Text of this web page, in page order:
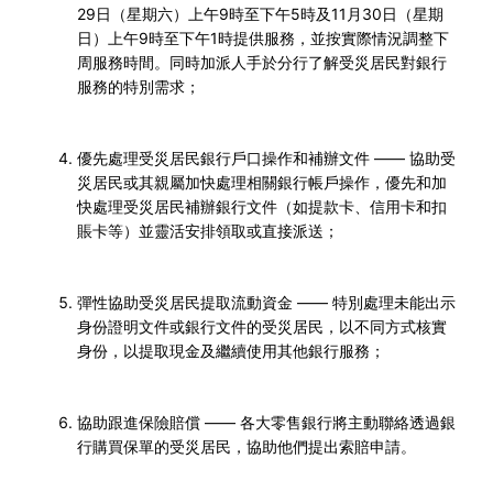
29日（星期六）上午9時至下午5時及11 月 30日（星期
日）上午9時至下午1時提供服務，並按實際情況調整下
周服務時間。同時加派人手於分行了解受災居民對銀行
服務的特別需求；
優先處理受災居民銀行戶口操作和補辦文件 —— 協助受
災居民或其親屬加快處理相關銀行帳戶操作，優先和加
快處理受災居民補辦銀行文件（如提款卡、信用卡和扣
賬卡等）並靈活安排領取或直接派送；
彈性協助受災居民提取流動資金 —— 特別處理未能出示
身份證明文件或銀行文件的受災居民，以不同方式核實
身份，以提取現金及繼續使用其他銀行服務；
協助跟進保險賠償 —— 各大零售銀行將主動聯絡透過銀
行購買保單的受災居民，協助他們提出索賠申請。